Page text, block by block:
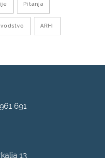
Pitanja
ARHI
691
13